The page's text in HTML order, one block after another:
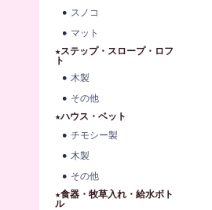
スノコ
マット
★ステップ・スロープ・ロフ
ト
木製
その他
★ハウス・ベット
チモシー製
木製
その他
★食器・牧草入れ・給水ボト
ル